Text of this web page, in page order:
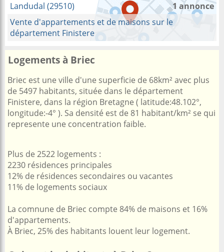
Landudal (29510)
1 annonce
Vente d'appartements et de maisons sur le
département Finistere
Logements à Briec
Briec est une ville d'une superficie de 68km² avec plus
de 5497 habitants, située dans le département
Finistere, dans la région Bretagne ( latitude:48.102°,
longitude:-4° ). Sa densité est de 81 habitant/km² se qui
represente une concentration faible.
Plus de 2522 logements :
2230 résidences principales
12% de résidences secondaires ou vacantes
11% de logements sociaux
La comnune de Briec compte 84% de maisons et 16%
d'appartements.
À Briec, 25% des habitants louent leur logement.